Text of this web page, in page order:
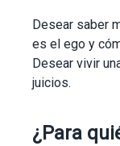
Desear saber
es el ego y
Desear vivir
juicios.
¿Para